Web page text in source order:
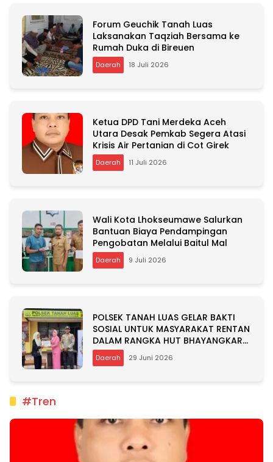
Forum Geuchik Tanah Luas
Laksanakan Taqziah Bersama ke
Rumah Duka di Bireuen
Daerah 18 Juli 2026
Ketua DPD Tani Merdeka Aceh
Utara Desak Pemkab Segera Atasi
Krisis Air Pertanian di Cot Girek
Daerah 11 Juli 2026
Wali Kota Lhokseumawe Salurkan
Bantuan Biaya Pendampingan
Pengobatan Melalui Baitul Mal
Daerah 9 Juli 2026
POLSEK TANAH LUAS GELAR BAKTI
SOSIAL UNTUK MASYARAKAT RENTAN
DALAM RANGKA HUT BHAYANGKARA
KE-80
Daerah 29 Juni 2026
#Tren